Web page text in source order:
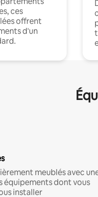
ces
offrent
d'un
meublés avec
équipements dont vous
installer